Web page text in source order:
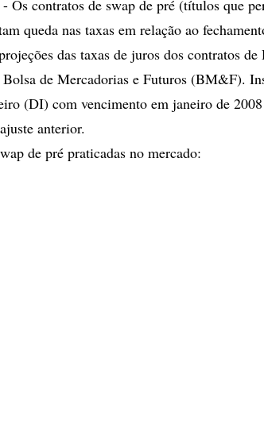
compartilhamento
Os contratos de swap de pré (títulos que
queda nas taxas em relação ao
das taxas de juros dos contratos de
de Mercadorias e Futuros (BM&F).
(DI) com vencimento em janeiro de
anterior.
de pré praticadas no mercado: